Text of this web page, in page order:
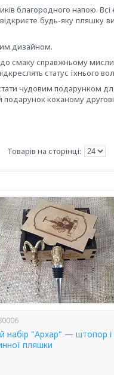
благородного напою. Всі
будь-яку
дизайном.
смаку справжньому
статус їхнього
чудовим подарунком
коханому
набір "Архар" — штопор і
пляшки